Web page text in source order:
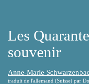
Les
souvenir
Anne-Marie
traduit de l'allemand (Suisse) par